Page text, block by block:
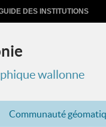
DES INSTITUTIONS
wallonne
Communauté